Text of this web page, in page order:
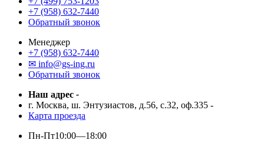
+7 (958) 632-7440
Обратный звонок
Менеджер
+7 (958) 632-7440
✉ info@gs-ing.ru
Обратный звонок
Наш адрес -
г. Москва, ш. Энтузиастов, д.56, с.32, оф.335 -
Карта проезда
Пн-Пт10:00—18:00